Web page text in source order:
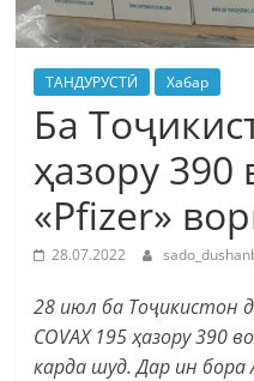
ТАНДУРУСТӢ Хабар
Ба
ҳазору 390
«Pfizer»
28.07.2022
28 июл ба Тоҷикистон
COVAX 195ҳазору 390
карда шуд. Дар ин